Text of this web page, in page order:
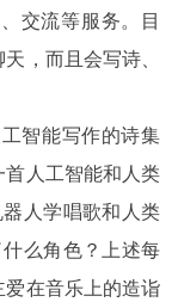
交流等服务。目
，而且会写诗、
智能写作的诗集
首人工智能和人类
人学唱歌和人类
么角色？上述每
在音乐上的造诣